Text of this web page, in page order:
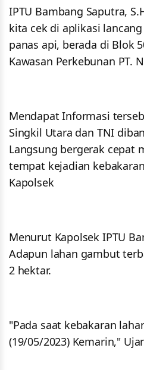
IPTU Bambang Saputra,
kita cek di aplikasi
panas api, berada di Blok
Kawasan Perkebunan PT.
Mendapat Informasi
Singkil Utara dan TNI
Langsung bergerak cepat
tempat kejadian
Kapolsek
Menurut Kapolsek IPTU
Adapun lahan gambut
2 hektar.
"Pada saat kebakaran
(19/05/2023) Kemarin,"